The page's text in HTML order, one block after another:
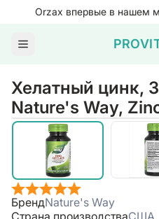
Orzax впервые в нашем
Хелатный цинк,
Nature's Way,
БрендNature's Way
Страна производстваСША